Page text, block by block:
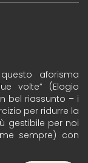
aforisma
volte” (Elogio
bel riassunto – i
per ridurre la
gestibile per noi
sempre) con